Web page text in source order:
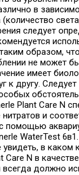
в
следует
образом,
не может
имеет
другу.
Plant Care N
и
помощью
WaterTest
в каком
N в
должно